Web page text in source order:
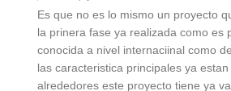
Es que no es lo mismo un proyecto
la prinera fase ya realizada como es
conocida a nivel internaciinal como
las caracteristica principales ya
alrededores este proyecto tiene ya